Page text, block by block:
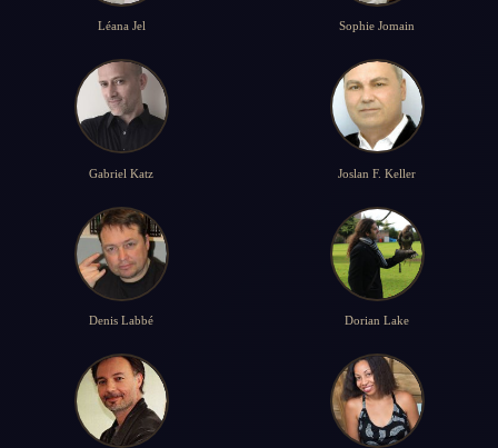
Léana Jel Sophie Jomain
Gabriel Katz Joslan F. Keller
Denis Labbé Dorian Lake